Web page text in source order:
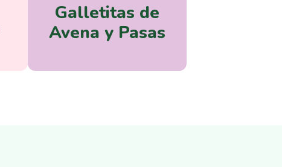
Galletitas de
Avena y Pasas